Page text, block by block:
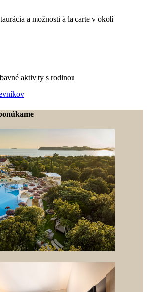
a možnosti à la carte v okolí
aktivity s rodinou